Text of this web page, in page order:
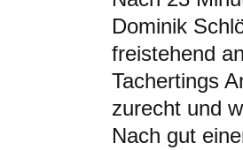
Dominik
freistehend
Tachertings
zurecht und
Nach gut